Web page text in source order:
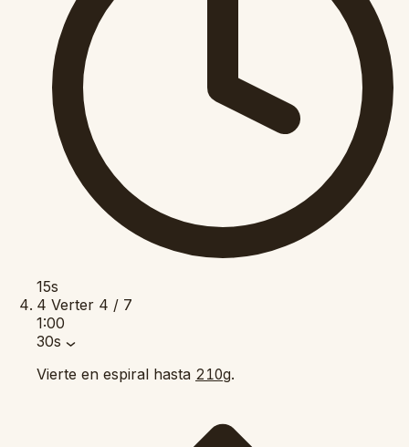
15s
4 Verter 4 / 7
1:00
30s
Vierte en espiral hasta 210g.